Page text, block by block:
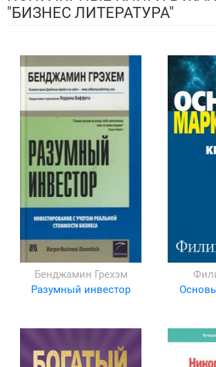
"БИЗНЕС ЛИТЕРАТУРА"
Бенджамин Грехэм
Разумный инвестор